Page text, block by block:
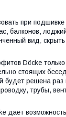
при
балконов,
вид,
Döcke
стоящих
решена раз
трубы,
дает